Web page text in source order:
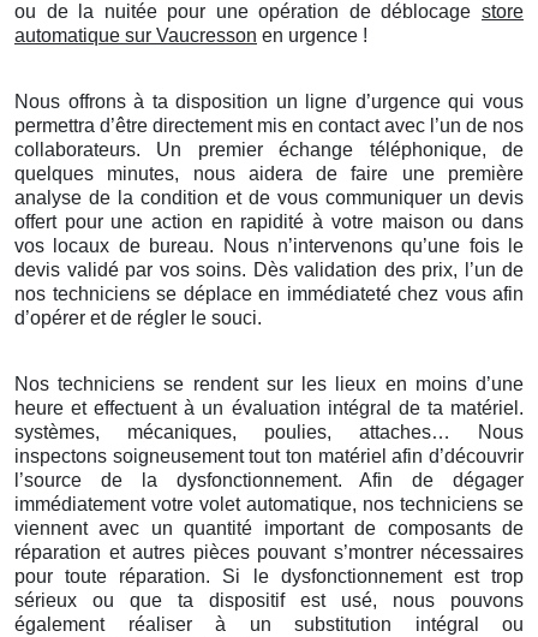
ou de la nuitée pour une opération de déblocage store
automatique sur Vaucresson en urgence !
Nous offrons à ta disposition un ligne d’urgence qui vous
permettra d’être directement mis en contact avec l’un de nos
collaborateurs. Un premier échange téléphonique, de
quelques minutes, nous aidera de faire une première
analyse de la condition et de vous communiquer un devis
offert pour une action en rapidité à votre maison ou dans
vos locaux de bureau. Nous n’intervenons qu’une fois le
devis validé par vos soins. Dès validation des prix, l’un de
nos techniciens se déplace en immédiateté chez vous afin
d’opérer et de régler le souci.
Nos techniciens se rendent sur les lieux en moins d’une
heure et effectuent à un évaluation intégral de ta matériel.
systèmes, mécaniques, poulies, attaches… Nous
inspectons soigneusement tout ton matériel afin d’découvrir
l’source de la dysfonctionnement. Afin de dégager
immédiatement votre volet automatique, nos techniciens se
viennent avec un quantité important de composants de
réparation et autres pièces pouvant s’montrer nécessaires
pour toute réparation. Si le dysfonctionnement est trop
sérieux ou que ta dispositif est usé, nous pouvons
également réaliser à un substitution intégral ou